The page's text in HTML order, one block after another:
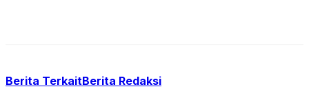
Berita TerkaitBerita Redaksi